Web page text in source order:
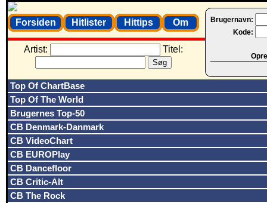
Brugernavn:
Kode:
Forsiden Hitlister Hittips Om
Artist: Titel:
Top Of ChartBase
Top Of The World
Brugernes Top-50
CB Denmark-Danmark
CB VideoChart
CB EUROPlay
CB Dancefloor
CB Critic-Alt
CB The Rock